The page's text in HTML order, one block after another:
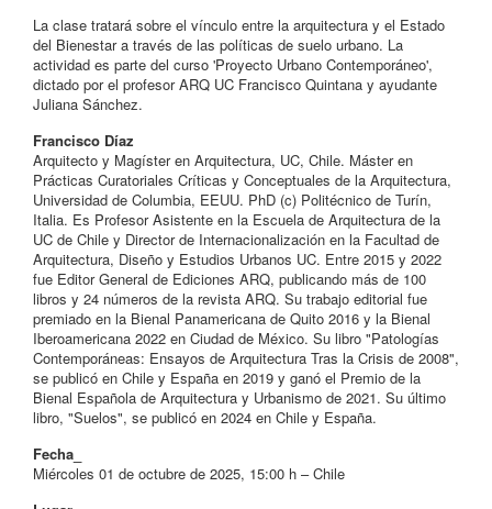
La clase tratará sobre el vínculo entre la arquitectura y el Estado
del Bienestar a través de las políticas de suelo urbano. La
actividad es parte del curso 'Proyecto Urbano Contemporáneo',
dictado por el profesor ARQ UC Francisco Quintana y ayudante
Juliana Sánchez.
Francisco Díaz
Arquitecto y Magíster en Arquitectura, UC, Chile. Máster en
Prácticas Curatoriales Críticas y Conceptuales de la Arquitectura,
Universidad de Columbia, EEUU. PhD (c) Politécnico de Turín,
Italia. Es Profesor Asistente en la Escuela de Arquitectura de la
UC de Chile y Director de Internacionalización en la Facultad de
Arquitectura, Diseño y Estudios Urbanos UC. Entre 2015 y 2022
fue Editor General de Ediciones ARQ, publicando más de 100
libros y 24 números de la revista ARQ. Su trabajo editorial fue
premiado en la Bienal Panamericana de Quito 2016 y la Bienal
Iberoamericana 2022 en Ciudad de México. Su libro "Patologías
Contemporáneas: Ensayos de Arquitectura Tras la Crisis de 2008",
se publicó en Chile y España en 2019 y ganó el Premio de la
Bienal Española de Arquitectura y Urbanismo de 2021. Su último
libro, "Suelos", se publicó en 2024 en Chile y España.
Fecha_
Miércoles 01 de octubre de 2025, 15:00 h – Chile